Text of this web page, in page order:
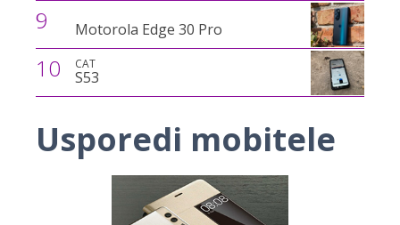
9 Motorola Edge 30 Pro
10 CAT
S53
Usporedi mobitele